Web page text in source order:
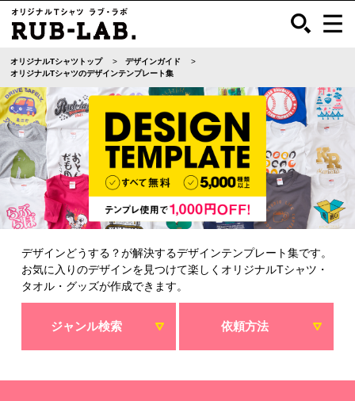
オリジナルTシャツトップ
デザインガイド
オリジナルTシャツのデザインテンプレート集
デザインどうする？が解決するデザインテンプレート集です。
お気に入りのデザインを見つけて楽しくオリジナルTシャツ・
タオル・グッズが作成できます。
ジャンル検索 依頼方法